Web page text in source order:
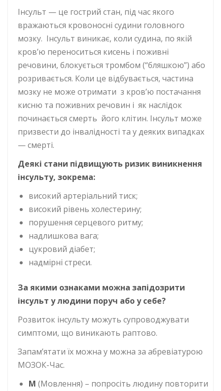
Інсульт — це гострий стан, під час якого
вражаються кровоносні судини головного
мозку. Інсульт виникає, коли судина, по якій
кров’ю переноситься кисень і поживні
речовини, блокується тромбом (“бляшкою”) або
розривається. Коли це відбувається, частина
мозку не може отримати з кров’ю постачання
кисню та поживних речовин і як наслідок
починається смерть його клітин. Інсульт може
призвести до інвалідності та у деяких випадках
— смерті.
Деякі стани підвищують ризик виникнення
інсульту, зокрема:
високий артеріальний тиск;
високий рівень холестерину;
порушення серцевого ритму;
надлишкова вага;
цукровий діабет;
надмірні стреси.
За якими ознаками можна запідозрити
інсульт у людини поруч або у себе?
Розвиток інсульту можуть супроводжувати
симптоми, що виникають раптово.
Запам’ятати їх можна у можна за абревіатурою
МОЗОК-Час.
М (Мовлення) – попросіть людину повторити